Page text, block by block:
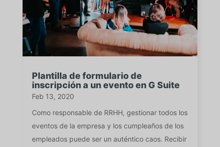
Plantilla de formulario de
inscripción a un evento en G Suite
Feb 13, 2020
Como responsable de RRHH, gestionar todos los
eventos de la empresa y los cumpleaños de los
empleados puede ser un auténtico caos. Recibir